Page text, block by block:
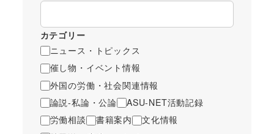
カテゴリー
ニュース・トピックス
催し物・イベント情報
外国の労働・社会関連情報
論説-私論・公論
ASU-NET活動記録
労働相談
書籍案内
文化情報